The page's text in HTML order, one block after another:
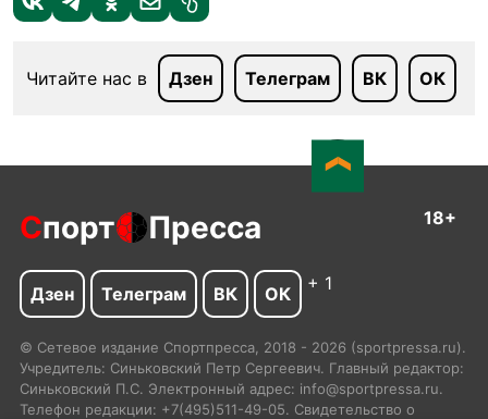
Читайте нас в Дзен Телеграм ВК ОК
Спорт Пресса 18+
Дзен Телеграм ВК ОК + 1
© Сетевое издание Спортпресса, 2018 - 2026 (sportpressa.ru).
Учредитель: Синьковский Петр Сергеевич. Главный редактор:
Синьковский П.С. Электронный адрес: info@sportpressa.ru.
Телефон редакции: +7(495)511-49-05. Свидетельство о